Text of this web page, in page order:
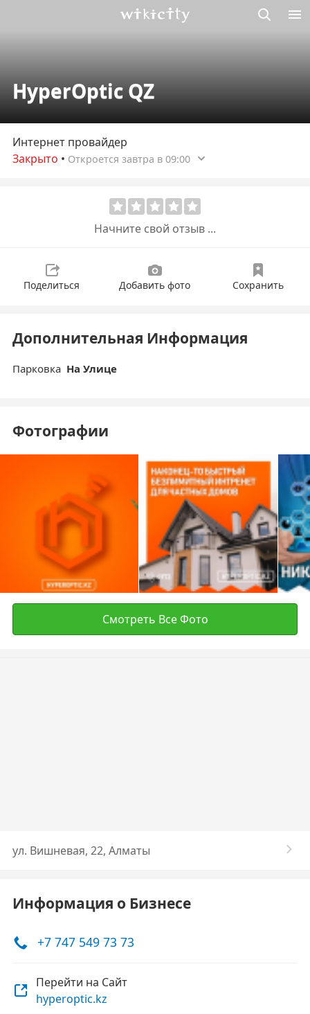
HyperOptic QZ
Интернет провайдер
Закрыто • Откроется завтра в 09:00
Начните свой отзыв ...
Поделиться Добавить фото Сохранить
Дополнительная Информация
Парковка На Улице
Фотографии
Смотреть Все Фото
ул. Вишневая, 22, Алматы
Информация о Бизнесе
+7 747 549 73 73
Перейти на Сайт
hyperoptic.kz